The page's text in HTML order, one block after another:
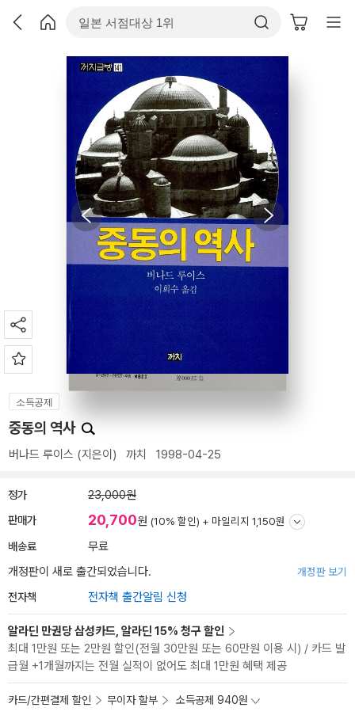
소득공제
중동의 역사
버나드 루이스 (지은이) 까치 1998-04-25
정가 23,000원
판매가 20,700원 (10% 할인) + 마일리지 1,150원
배송료
무료
개정판이 새로 출간되었습니다.
개정판 보기
전자책 전자책 출간알림 신청
알라딘 만권당 삼성카드, 알라딘 15% 청구 할인
최대 1만원 또는 2만원 할인(전월 30만원 또는 60만원 이용 시) / 카드 발
급월 +1개월까지는 전월 실적이 없어도 최대 1만원 혜택 제공
카드/간편결제 할인 무이자 할부 소득공제 940원